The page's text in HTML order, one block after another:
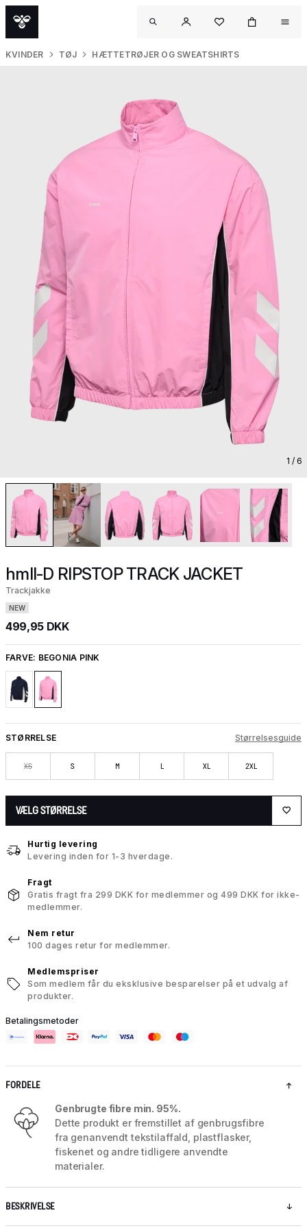
KVINDER TØJ HÆTTETRØJER OG SWEATSHIRTS
1 / 6
hmlI-D RIPSTOP TRACK JACKET
Trackjakke
NEW
499,95 DKK
FARVE: BEGONIA PINK
STØRRELSE Størrelsesguide
XS S M L XL 2XL
VÆLG STØRRELSE
Hurtig levering
Levering inden for 1-3 hverdage.
Fragt
Gratis fragt fra 299 DKK for medlemmer og 499 DKK for ikke-
medlemmer.
Nem retur
100 dages retur for medlemmer.
Medlemspriser
Som medlem får du eksklusive besparelser på et udvalg af
produkter.
Betalingsmetoder
FORDELE
Genbrugte fibre min. 95%.
Dette produkt er fremstillet af genbrugsfibre
fra genanvendt tekstilaffald, plastflasker,
fiskenet og andre tidligere anvendte
materialer.
BESKRIVELSE